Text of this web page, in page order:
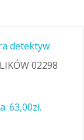
02298
63,00zł.